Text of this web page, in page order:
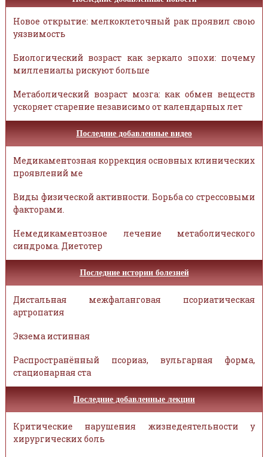
Новое открытие: мелкоклеточный рак проявил свою
уязвимость
Биологический возраст как зеркало эпохи: почему
миллениалы рискуют больше
Метаболический возраст мозга: как обмен веществ
ускоряет старение независимо от календарных лет
Последние добавленные видео
Медикаментозная коррекция основных клинических
проявлений ме
Виды физической активности. Борьба со стрессовыми
факторами.
Немедикаментозное лечение метаболического
синдрома. Диетотер
Последние истории болезней
Дистальная межфаланговая псориатическая
артропатия
Экзема истинная
Распространённый псориаз, вульгарная форма,
стационарная ста
Последние добавленные лекции
Критические нарушения жизнедеятельности у
хирургических боль